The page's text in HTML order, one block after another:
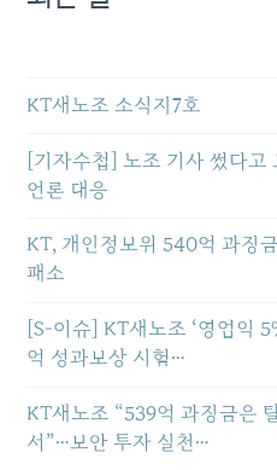
KT새노조 소식지7호
[기자수첩] 노조 기사 썼다
언론 대응
KT, 개인정보위 540억 과징
패소
[S-이슈] KT새노조 ‘영업익
억 성과보상 시험…
KT새노조 “539억 과징금은
서”…보안 투자 실천…